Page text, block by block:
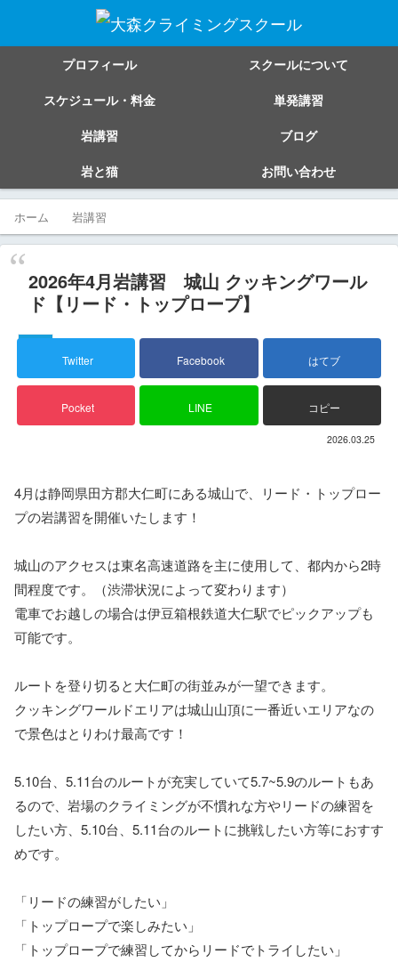
プロフィール
スクールについて
スケジュール・料金
単発講習
岩講習
ブログ
岩と猫
お問い合わせ
ホーム 岩講習
2026年4月岩講習 城山 クッキングワール
ド【リード・トップロープ】
Twitter Facebook はてブ
Pocket LINE コピー
2026.03.25
4月は静岡県田方郡大仁町にある城山で、リード・トップロー
プの岩講習を開催いたします！
城山のアクセスは東名高速道路を主に使用して、都内から2時
間程度です。（渋滞状況によって変わります）
電車でお越しの場合は伊豆箱根鉄道大仁駅でピックアップも
可能です。
ルートを登り切ると大仁町の街並みが一望できます。
クッキングワールドエリアは城山山頂に一番近いエリアなの
で景色はとりわけ最高です！
5.10台、5.11台のルートが充実していて5.7~5.9のルートもあ
るので、岩場のクライミングが不慣れな方やリードの練習を
したい方、5.10台、5.11台のルートに挑戦したい方等におすす
めです。
「リードの練習がしたい」
「トップロープで楽しみたい」
「トップロープで練習してからリードでトライしたい」